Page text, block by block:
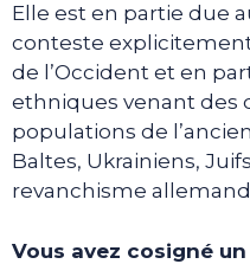
Elle est en partie due
conteste
de l’Occident et en
ethniques venant des
populations de
Baltes, Ukrainiens,
revanchisme
Vous avez cosigné